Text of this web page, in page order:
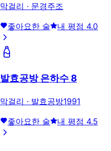
막걸리 · 문경주조
좋아요한 술
내 평점 4.0
발효공방 은하수 8
막걸리 · 발효공방1991
좋아요한 술
내 평점 4.5